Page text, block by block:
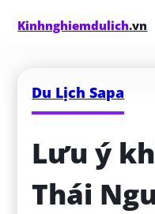
Kinhnghiemdulich.vn
Du Lịch Sapa
Lưu ý
Thái